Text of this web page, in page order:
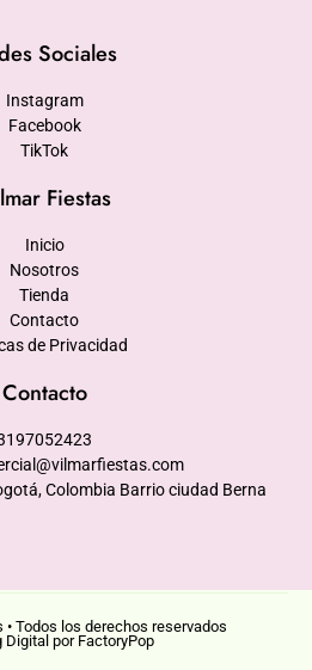
Sociales
Instagram
Facebook
TikTok
Fiestas
Inicio
Nosotros
Tienda
Contacto
de Privacidad
Contacto
Colombia Barrio ciudad Berna
Todos los derechos reservados
Digital por FactoryPop